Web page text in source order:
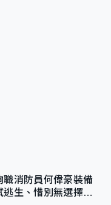
職消防員何偉豪裝備
生、惜別無選擇下